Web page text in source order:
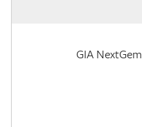
GIA